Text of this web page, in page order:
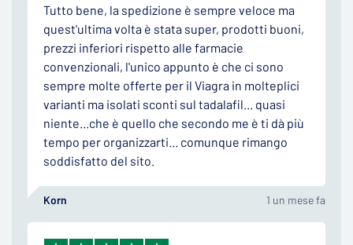
Tutto bene, la spedizione è sempre veloce ma
quest'ultima volta è stata super, prodotti buoni,
prezzi inferiori rispetto alle farmacie
convenzionali, l'unico appunto è che ci sono
sempre molte offerte per il Viagra in molteplici
varianti ma isolati sconti sul tadalafil... quasi
niente...che è quello che secondo me è ti dà più
tempo per organizzarti... comunque rimango
soddisfatto del sito.
Korn 1 un mese fa